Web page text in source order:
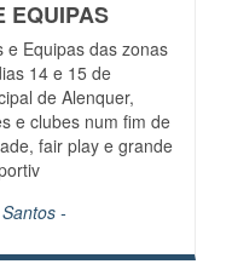
EQUIPAS
e Equipas das zonas
14 e 15 de
de Alenquer,
e clubes num fim de
fair play e grande
-